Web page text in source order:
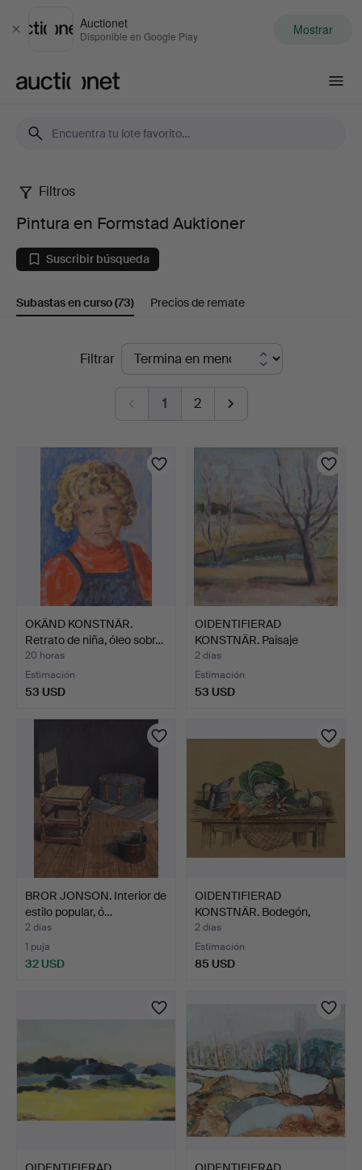
Cerrar
Auctionet
Disponible en Google Play Mostrar
Pintura
en
Formstad
Auktioner
Filtros
Pintura en Formstad Auktioner
Suscribir búsqueda
Subastas en curso(73) Precios de remate
SubastasFiltrar
1 2
OKÄND KONSTNÄR.
Retrato de niña, óleo sobr…
20 horas
Estimación
53 USD
OIDENTIFIERAD
KONSTNÄR. Paisaje
primaveral…
2 días
Estimación
53 USD
BROR JONSON. Interior de
estilo popular, ó…
2 días
1 puja
32 USD
OIDENTIFIERAD
KONSTNÄR. Bodegón,
pastel so…
2 días
Estimación
85 USD